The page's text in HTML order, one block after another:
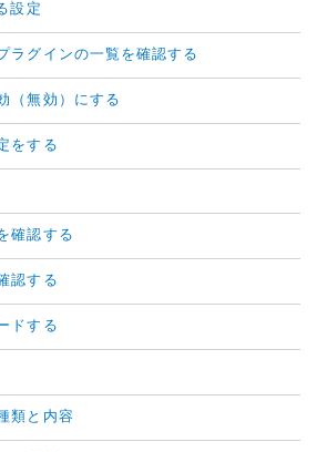
設定
ラグインの一覧を確認する
（無効）にする
をする
確認する
認する
ドする
類と内容